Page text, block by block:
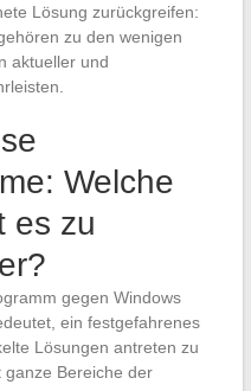
Lösung zurückgreifen:
zu den wenigen
aktueller und
Welche
es zu
gegen Windows
ein festgefahrenes
Lösungen antreten zu
ganze Bereiche der